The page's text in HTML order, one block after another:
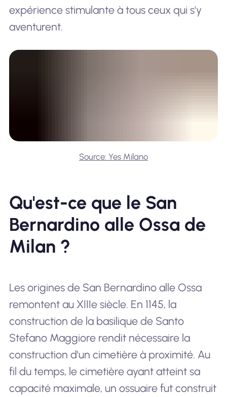
expérience stimulante à tous ceux qui s'y
aventurent.
Source: Yes Milano
Qu'est-ce que le San
Bernardino alle Ossa de
Milan ?
Les origines de San Bernardino alle Ossa
remontent au XIIIe siècle. En 1145, la
construction de la basilique de Santo
Stefano Maggiore rendit nécessaire la
construction d'un cimetière à proximité. Au
fil du temps, le cimetière ayant atteint sa
capacité maximale, un ossuaire fut construit